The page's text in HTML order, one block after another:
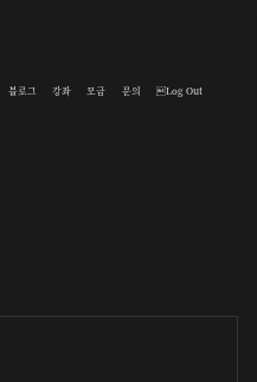
블로그 강좌 모금 문의 Log Out